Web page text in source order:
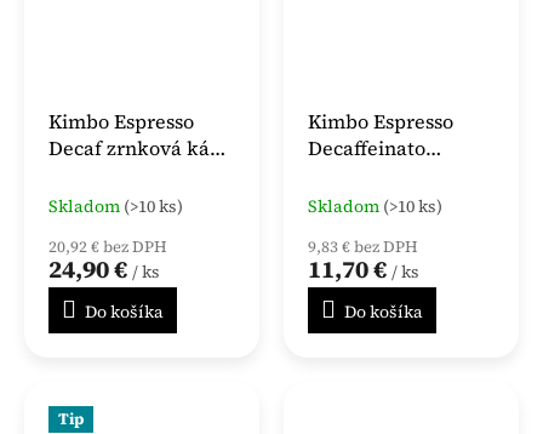
Kimbo Espresso
Decaf zrnková káva
Skladom (>10 ks)
20,92 € bez DPH
24,90 € / ks
Do košíka
Kimbo Espresso
Decaffeinato
Skladom (>10 ks)
9,83 € bez DPH
11,70 € / ks
Do košíka
Tip